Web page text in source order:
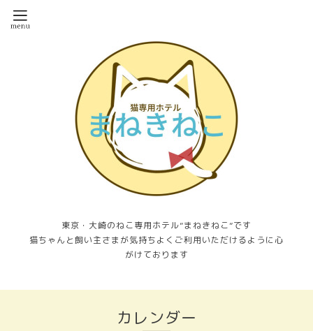
東京・大崎のねこ専用ホテル”まねきねこ”です
猫ちゃんと飼い主さまが気持ちよくご利用いただけるように心
がけております
カレンダー